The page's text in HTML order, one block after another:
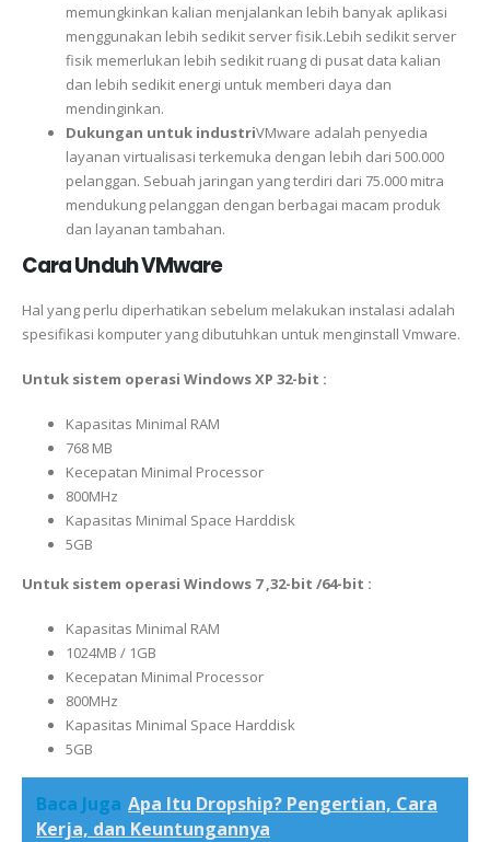
memungkinkan kalian menjalankan lebih banyak aplikasi
menggunakan lebih sedikit server fisik.Lebih sedikit server
fisik memerlukan lebih sedikit ruang di pusat data kalian
dan lebih sedikit energi untuk memberi daya dan
mendinginkan.
Dukungan untuk industriVMware adalah penyedia
layanan virtualisasi terkemuka dengan lebih dari 500.000
pelanggan. Sebuah jaringan yang terdiri dari 75.000 mitra
mendukung pelanggan dengan berbagai macam produk
dan layanan tambahan.
Cara Unduh VMware
Hal yang perlu diperhatikan sebelum melakukan instalasi adalah
spesifikasi komputer yang dibutuhkan untuk menginstall Vmware.
Untuk sistem operasi Windows XP 32-bit :
Kapasitas Minimal RAM
768 MB
Kecepatan Minimal Processor
800MHz
Kapasitas Minimal Space Harddisk
5GB
Untuk sistem operasi Windows 7 ,32-bit /64-bit :
Kapasitas Minimal RAM
1024MB / 1GB
Kecepatan Minimal Processor
800MHz
Kapasitas Minimal Space Harddisk
5GB
Baca Juga Apa Itu Dropship? Pengertian, Cara
Kerja, dan Keuntungannya